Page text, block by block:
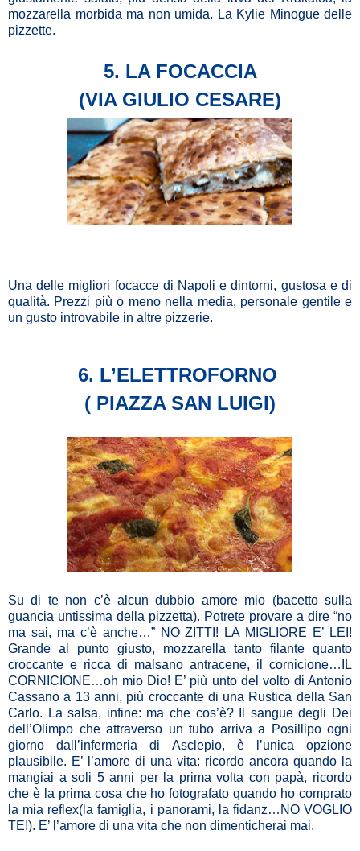
mozzarella morbida ma non umida. La Kylie Minogue delle
pizzette.
5. LA FOCACCIA
(VIA GIULIO CESARE)
Una delle migliori focacce di Napoli e dintorni, gustosa e di
qualità. Prezzi più o meno nella media, personale gentile e
un gusto introvabile in altre pizzerie.
6. L’ELETTROFORNO
( PIAZZA SAN LUIGI)
Su di te non c’è alcun dubbio amore mio (bacetto sulla
guancia untissima della pizzetta). Potrete provare a dire “no
ma sai, ma c’è anche…” NO ZITTI! LA MIGLIORE E’ LEI!
Grande al punto giusto, mozzarella tanto filante quanto
croccante e ricca di malsano antracene, il cornicione…IL
CORNICIONE…oh mio Dio! E’ più unto del volto di Antonio
Cassano a 13 anni, più croccante di una Rustica della San
Carlo. La salsa, infine: ma che cos’è? Il sangue degli Dei
dell’Olimpo che attraverso un tubo arriva a Posillipo ogni
giorno dall’infermeria di Asclepio, è l’unica opzione
plausibile. E’ l’amore di una vita: ricordo ancora quando la
mangiai a soli 5 anni per la prima volta con papà, ricordo
che è la prima cosa che ho fotografato quando ho comprato
la mia reflex(la famiglia, i panorami, la fidanz…NO VOGLIO
TE!). E’ l’amore di una vita che non dimenticherai mai.